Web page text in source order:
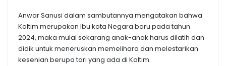
Anwar Sanusi dalam sambutannya mengatakan bahwa
Kaltim merupakan Ibu kota Negara baru pada tahun
2024, maka mulai sekarang anak-anak harus dilatih dan
didik untuk meneruskan memelihara dan melestarikan
kesenian berupa tari yang ada di Kaltim.